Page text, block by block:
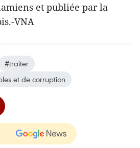
et publiée par la
VNA
#traiter
et de corruption